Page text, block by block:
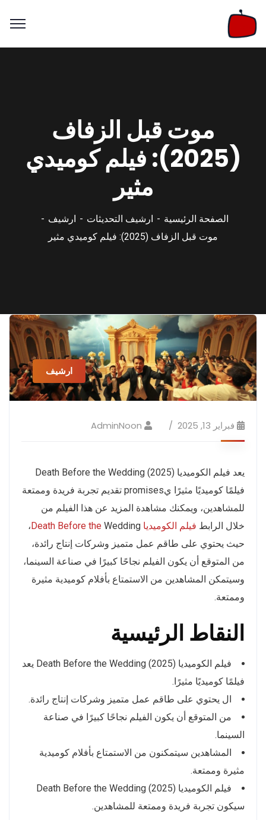
موت قبل الزفاف
(2025): فيلم كوميدي
مثير
الصفحة الرئيسية ارشيف التحديثات
ارشيف
موت قبل الزفاف (2025): فيلم كوميدي مثير
ارشيف
فبراير 13, 2025 AdminNoon
يعد فيلم الكوميديا Death Before the Wedding (2025)
فيلمًا كوميديًا مثيرًا يpromises تقديم تجربة فريدة وممتعة
للمشاهدين، ويمكنك مشاهدة المزيد عن هذا الفيلم من
خلال الرابط فيلم الكوميديا Death Before the
Wedding،
حيث يحتوي على طاقم عمل متميز وشركات إنتاج رائدة،
من المتوقع أن يكون الفيلم نجاحًا كبيرًا في صناعة السينما،
وسيتمكن المشاهدين من الاستمتاع بأفلام كوميدية مثيرة
وممتعة.
النقاط الرئيسية
فيلم الكوميديا Death Before the Wedding (2025) يعد
فيلمًا كوميديًا مثيرًا.
ال يحتوي على طاقم عمل متميز وشركات إنتاج رائدة.
من المتوقع أن يكون الفيلم نجاحًا كبيرًا في صناعة
السينما.
المشاهدين سيتمكنون من الاستمتاع بأفلام كوميدية
مثيرة وممتعة.
فيلم الكوميديا Death Before the Wedding (2025)
سيكون تجربة فريدة وممتعة للمشاهدين.